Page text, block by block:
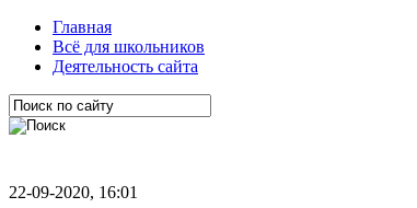
Главная
Всё для школьников
Деятельность сайта
22-09-2020, 16:01